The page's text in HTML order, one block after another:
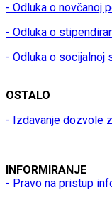
- Odluka o novčanoj
- Odluka o
- Odluka o socijalnoj
OSTALO
- Izdavanje dozvole
INFORMIRANJE
- Pravo na pristup